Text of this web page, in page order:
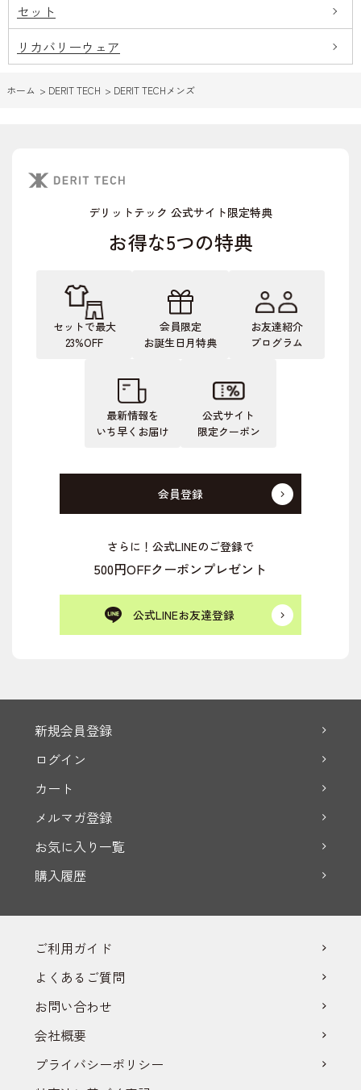
セット
リカバリーウェア
ホーム > DERIT TECH > DERIT TECHメンズ
デリットテック 公式サイト限定特典
お得な5つの特典
セットで最大
23%OFF
会員限定
お誕生日月特典
お友達紹介
プログラム
最新情報を
いち早くお届け
公式サイト
限定クーポン
会員登録
さらに！公式LINEのご登録で
500円OFFクーポンプレゼント
公式LINEお友達登録
新規会員登録
ログイン
カート
メルマガ登録
お気に入り一覧
購入履歴
ご利用ガイド
よくあるご質問
お問い合わせ
会社概要
プライバシーポリシー